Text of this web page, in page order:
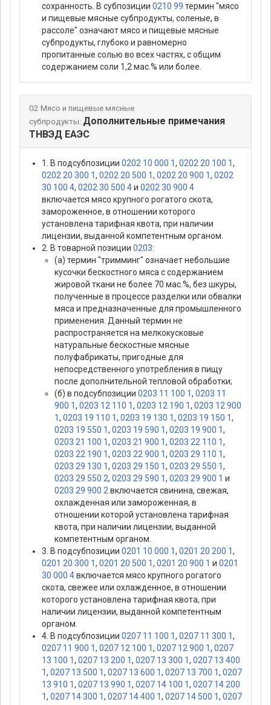
сохранность. В субпозиции 0210 99 термин "мясо
и пищевые мясные субпродукты, соленые, в
рассоле" означают мясо и пищевые мясные
субпродукты, глубоко и равномерно
пропитанные солью во всех частях, с общим
содержанием соли 1,2 мас.% или более.
02 Мясо и пищевые мясные
субпродукты: Дополнительные примечания
ТНВЭД ЕАЭС
1. В подсубпозиции 0202 10 000 1, 0202 20 100 1,
0202 20 300 1, 0202 20 500 1, 0202 20 900 1, 0202
30 100 4, 0202 30 500 4и 0202 30 900 4
включается мясо крупного рогатого скота,
замороженное, в отношении которого
установлена тарифная квота, при наличии
лицензии, выданной компетентным органом.
2. В товарной позиции 0203:
(а) термин "тримминг" означает небольшие
кусочки бескостного мяса с содержанием
жировой ткани не более 70 мас.%, без шкуры,
полученные в процессе разделки или обвалки
мяса и предназначенные для промышленного
применения. Данный термин не
распространяется на мелкокусковые
натуральные бескостные мясные
полуфабрикаты, пригодные для
непосредственного употребления в пищу
после дополнительной тепловой обработки;
(б) в подсубпозиции 0203 11 100 1, 0203 11
900 1, 0203 12 110 1, 0203 12 190 1, 0203 12 900
1, 0203 19 110 1, 0203 19 130 1, 0203 19 150 1,
0203 19 550 1, 0203 19 590 1, 0203 19 900 1,
0203 21 100 1, 0203 21 900 1, 0203 22 110 1,
0203 22 190 1, 0203 22 900 1, 0203 29 110 1,
0203 29 130 1, 0203 29 150 1, 0203 29 550 1,
0203 29 550 2, 0203 29 590 1, 0203 29 900 1 и
0203 29 900 2 включается свинина, свежая,
охлажденная или замороженная, в
отношении которой установлена тарифная
квота, при наличии лицензии, выданной
компетентным органом.
3. В подсубпозиции 0201 10 000 1, 0201 20 200 1,
0201 20 300 1, 0201 20 500 1, 0201 20 900 1 и 0201
30 000 4включается мясо крупного рогатого
скота, свежее или охлажденное, в отношении
которого установлена тарифная квота, при
наличии лицензии, выданной компетентным
органом.
4. В подсубпозиции 0207 11 100 1, 0207 11 300 1,
0207 11 900 1, 0207 12 100 1, 0207 12 900 1, 0207
13 100 1, 0207 13 200 1, 0207 13 300 1, 0207 13 400
1, 0207 13 500 1, 0207 13 600 1, 0207 13 700 1, 0207
13 910 1, 0207 13 990 1, 0207 14 100 1, 0207 14 200
1, 0207 14 300 1, 0207 14 400 1, 0207 14 500 1, 0207